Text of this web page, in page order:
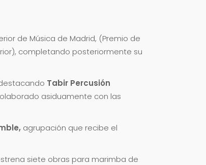
de Música de Madrid, (Premio de
completando posteriormente su
Tabir Percusión
asiduamente con las
agrupación que recibe el
siete obras para marimba de